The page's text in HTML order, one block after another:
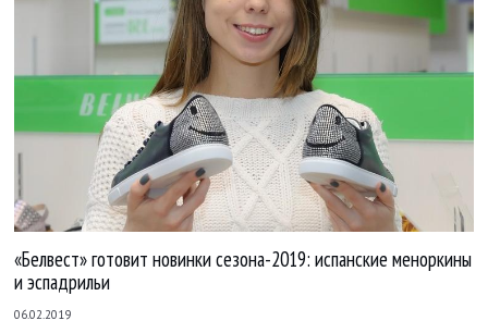
«Белвест» готовит новинки сезона-2019: испанские меноркины
и эспадрильи
06.02.2019